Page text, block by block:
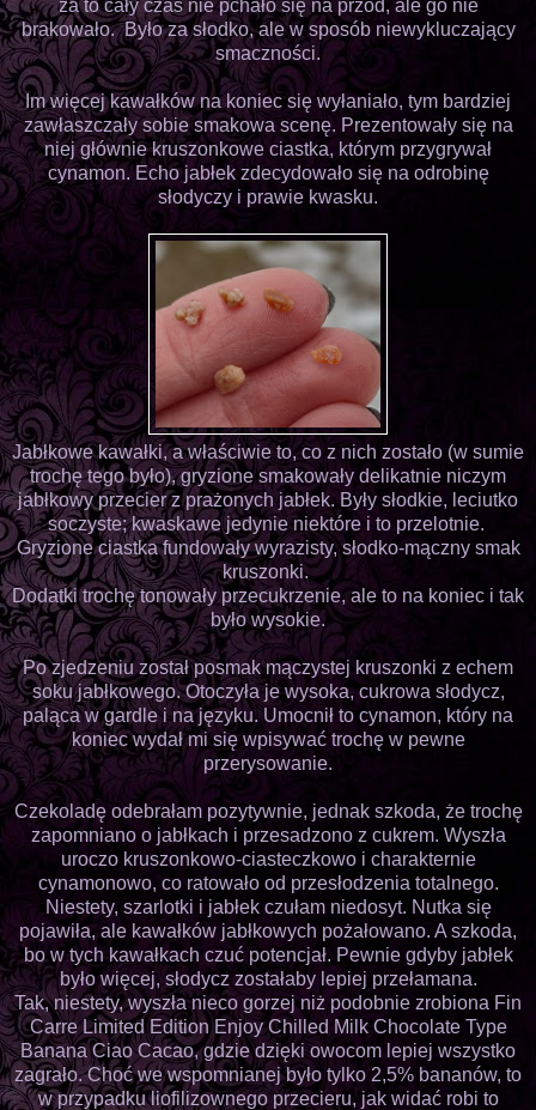
za to cały czas nie pchało się na przód, ale go nie
brakowało. Było za słodko, ale w sposób niewykluczający
smaczności.
Im więcej kawałków na koniec się wyłaniało, tym bardziej
zawłaszczały sobie smakowa scenę. Prezentowały się na
niej głównie kruszonkowe ciastka, którym przygrywał
cynamon. Echo jabłek zdecydowało się na odrobinę
słodyczy i prawie kwasku.
Jabłkowe kawałki, a właściwie to, co z nich zostało (w sumie
trochę tego było), gryzione smakowały delikatnie niczym
jabłkowy przecier z prażonych jabłek. Były słodkie, leciutko
soczyste; kwaskawe jedynie niektóre i to przelotnie.
Gryzione ciastka fundowały wyrazisty, słodko-mączny smak
kruszonki.
Dodatki trochę tonowały przecukrzenie, ale to na koniec i tak
było wysokie.
Po zjedzeniu został posmak mączystej kruszonki z echem
soku jabłkowego. Otoczyła je wysoka, cukrowa słodycz,
paląca w gardle i na języku. Umocnił to cynamon, który na
koniec wydał mi się wpisywać trochę w pewne
przerysowanie.
Czekoladę odebrałam pozytywnie, jednak szkoda, że trochę
zapomniano o jabłkach i przesadzono z cukrem. Wyszła
uroczo kruszonkowo-ciasteczkowo i charakternie
cynamonowo, co ratowało od przesłodzenia totalnego.
Niestety, szarlotki i jabłek czułam niedosyt. Nutka się
pojawiła, ale kawałków jabłkowych pożałowano. A szkoda,
bo w tych kawałkach czuć potencjał. Pewnie gdyby jabłek
było więcej, słodycz zostałaby lepiej przełamana.
Tak, niestety, wyszła nieco gorzej niż podobnie zrobiona Fin
Carre Limited Edition Enjoy Chilled Milk Chocolate Type
Banana Ciao Cacao, gdzie dzięki owocom lepiej wszystko
zagrało. Choć we wspomnianej było tylko 2,5% bananów, to
w przypadku liofilizownego przecieru, jak widać robi to